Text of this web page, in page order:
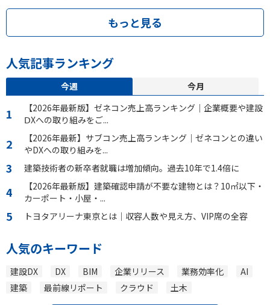
もっと見る
人気記事ランキング
今週
今月
【2026年最新版】ゼネコン売上高ランキング｜企業概要や建設
ⅮXへの取り組みをご...
【2026年最新】サブコン売上高ランキング｜ゼネコンとの違い
やDXへの取り組みを...
建築技術者の新卒者就職は増加傾向。過去10年で1.4倍に
【2026年最新版】建築確認申請が不要な建物とは？10㎡以下・
カーポート・小屋・...
トヨタアリーナ東京とは｜収容人数や見え方、VIP席の全容
人気のキーワード
建設DX DX BIM 企業リリース 業務効率化
AI
建築
最前線リポート クラウド 土木